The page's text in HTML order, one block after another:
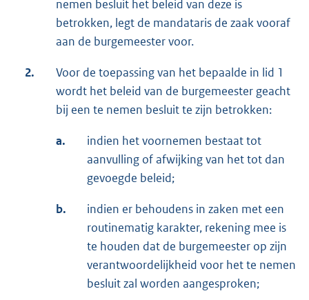
nemen besluit het beleid van deze is
betrokken, legt de mandataris de zaak vooraf
aan de burgemeester voor.
2.
Voor de toepassing van het bepaalde in lid 1
wordt het beleid van de burgemeester geacht
bij een te nemen besluit te zijn betrokken:
a.
indien het voornemen bestaat tot
aanvulling of afwijking van het tot dan
gevoegde beleid;
b.
indien er behoudens in zaken met een
routinematig karakter, rekening mee is
te houden dat de burgemeester op zijn
verantwoordelijkheid voor het te nemen
besluit zal worden aangesproken;